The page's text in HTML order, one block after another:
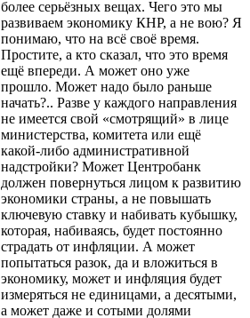
более серьёзных вещах. Чего это мы
развиваем экономику КНР, а не вою? Я
понимаю, что на всё своё время.
Простите, а кто сказал, что это время
ещё впереди. А может оно уже
прошло. Может надо было раньше
начать?.. Разве у каждого направления
не имеется свой «смотрящий» в лице
министерства, комитета или ещё
какой-либо административной
надстройки? Может Центробанк
должен повернуться лицом к развитию
экономики страны, а не повышать
ключевую ставку и набивать кубышку,
которая, набиваясь, будет постоянно
страдать от инфляции. А может
попытаться разок, да и вложиться в
экономику, может и инфляция будет
измеряться не единицами, а десятыми,
а может даже и сотыми долями